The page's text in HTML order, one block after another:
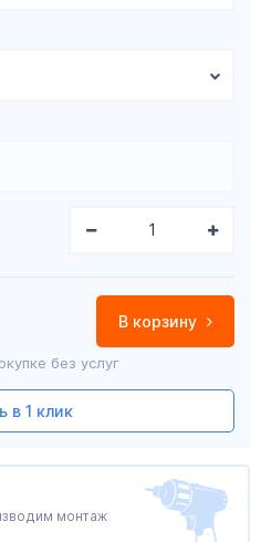
В корзину
без услуг
в 1 клик
монтаж